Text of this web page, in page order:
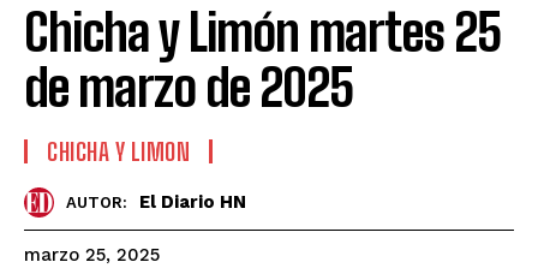
Chicha y Limón martes 25
de marzo de 2025
CHICHA Y LIMON
AUTOR: El Diario HN
marzo 25, 2025